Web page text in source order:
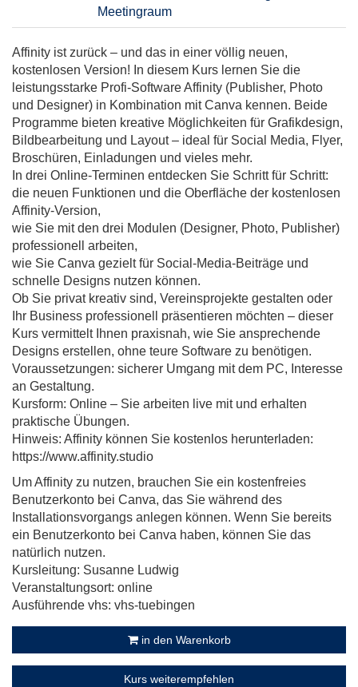
Meetingraum
Affinity ist zurück – und das in einer völlig neuen,
kostenlosen Version! In diesem Kurs lernen Sie die
leistungsstarke Profi-Software Affinity (Publisher, Photo
und Designer) in Kombination mit Canva kennen. Beide
Programme bieten kreative Möglichkeiten für Grafikdesign,
Bildbearbeitung und Layout – ideal für Social Media, Flyer,
Broschüren, Einladungen und vieles mehr.
In drei Online-Terminen entdecken Sie Schritt für Schritt:
die neuen Funktionen und die Oberfläche der kostenlosen
Affinity-Version,
wie Sie mit den drei Modulen (Designer, Photo, Publisher)
professionell arbeiten,
wie Sie Canva gezielt für Social-Media-Beiträge und
schnelle Designs nutzen können.
Ob Sie privat kreativ sind, Vereinsprojekte gestalten oder
Ihr Business professionell präsentieren möchten – dieser
Kurs vermittelt Ihnen praxisnah, wie Sie ansprechende
Designs erstellen, ohne teure Software zu benötigen.
Voraussetzungen: sicherer Umgang mit dem PC, Interesse
an Gestaltung.
Kursform: Online – Sie arbeiten live mit und erhalten
praktische Übungen.
Hinweis: Affinity können Sie kostenlos herunterladen:
https://www.affinity.studio
Um Affinity zu nutzen, brauchen Sie ein kostenfreies
Benutzerkonto bei Canva, das Sie während des
Installationsvorgangs anlegen können. Wenn Sie bereits
ein Benutzerkonto bei Canva haben, können Sie das
natürlich nutzen.
Kursleitung: Susanne Ludwig
Veranstaltungsort: online
Ausführende vhs: vhs-tuebingen
in den Warenkorb
Kurs weiterempfehlen